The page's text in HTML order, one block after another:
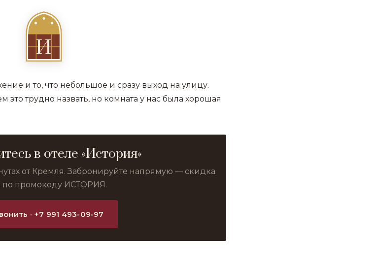
И
и то, что небольшое и сразу выход на улицу.
это трудно назвать, но комната у нас была хорошая
в отеле «История»
от Кремля. Забронируйте напрямую — скидка
по промокоду ИСТОРИЯ.
· +7 991 493-09-97